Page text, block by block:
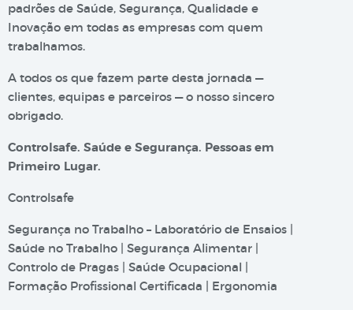
padrões de Saúde, Segurança, Qualidade e
Inovação em todas as empresas com quem
trabalhamos.
A todos os que fazem parte desta jornada —
clientes, equipas e parceiros — o nosso sincero
obrigado.
Controlsafe. Saúde e Segurança. Pessoas em
Primeiro Lugar.
Controlsafe
Segurança no Trabalho – Laboratório de Ensaios |
Saúde no Trabalho | Segurança Alimentar |
Controlo de Pragas | Saúde Ocupacional |
Formação Profissional Certificada | Ergonomia